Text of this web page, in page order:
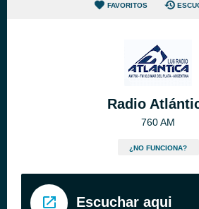
FAVORITOS
Radio
760 AM
¿NO FUNCIONA?
Escuchar aqui